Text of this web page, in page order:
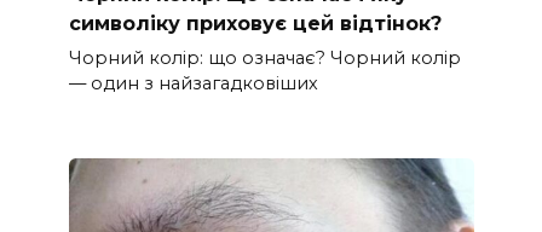
символіку приховує цей відтінок?
Чорний колір: що означає? Чорний колір
— один з найзагадковіших